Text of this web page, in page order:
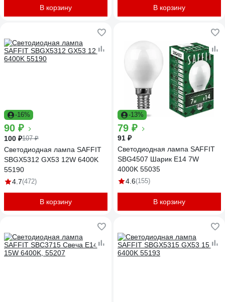
В корзину В корзину
-16%
90 ₽
100 ₽107 ₽
Светодиодная лампа SAFFIT
SBGX5312 GX53 12W 6400K
55190
4.7(472)
В корзину
-13%
79 ₽
91 ₽
Светодиодная лампа SAFFIT
SBG4507 Шарик E14 7W
4000K 55035
4.6(155)
В корзину